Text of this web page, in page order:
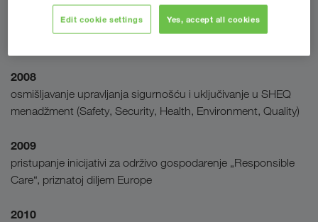
ujedinjene sigurnosti, zdravlja, okoliša i kvalitete u integrirani
sustav upravljanja pod nazivom SHEQ menadžment (Safety,
2008
osmišljavanje upravljanja sigurnošću i uključivanje u SHEQ
menadžment (Safety, Security, Health, Environment, Quality)
2009
pristupanje inicijativi za održivo gospodarenje „Responsible
Care“, priznatoj diljem Europe
2010
Edit cookie settings Yes, accept all cookies